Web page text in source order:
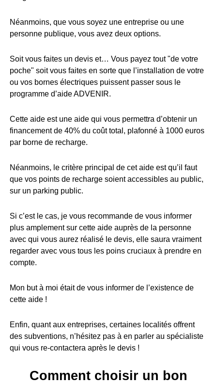
Néanmoins, que vous soyez une entreprise ou une
personne publique, vous avez deux options.
Soit vous faites un devis et… Vous payez tout "de votre
poche" soit vous faites en sorte que l’installation de votre
ou vos bornes électriques puissent passer sous le
programme d’aide ADVENIR.
Cette aide est une aide qui vous permettra d’obtenir un
financement de 40% du coût total, plafonné à 1000 euros
par borne de recharge.
Néanmoins, le critère principal de cet aide est qu’il faut
que vos points de recharge soient accessibles au public,
sur un parking public.
Si c’est le cas, je vous recommande de vous informer
plus amplement sur cette aide auprès de la personne
avec qui vous aurez réalisé le devis, elle saura vraiment
regarder avec vous tous les poins cruciaux à prendre en
compte.
Mon but à moi était de vous informer de l’existence de
cette aide !
Enfin, quant aux entreprises, certaines localités offrent
des subventions, n’hésitez pas à en parler au spécialiste
qui vous re-contactera après le devis !
Comment choisir un bon